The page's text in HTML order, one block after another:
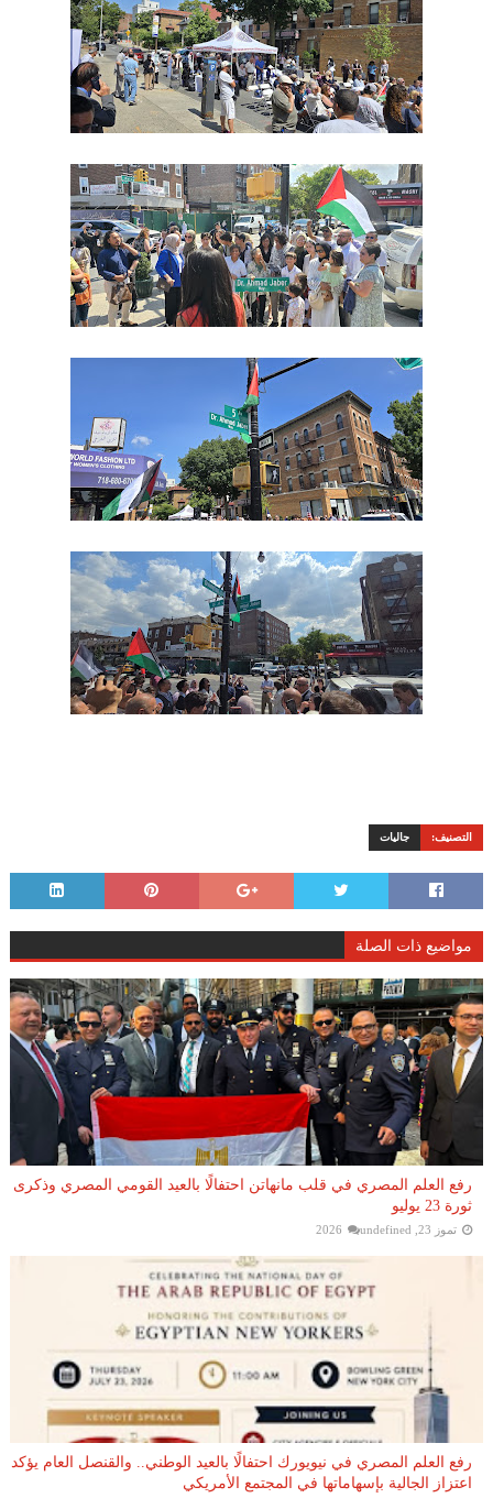
التصنيف: جاليات
مواضيع ذات الصلة
رفع العلم المصري في قلب مانهاتن احتفالًا بالعيد القومي المصري وذكرى
ثورة 23 يوليو
تموز 23, 2026 undefined
رفع العلم المصري في نيويورك احتفالًا بالعيد الوطني.. والقنصل العام يؤكد
اعتزاز الجالية بإسهاماتها في المجتمع الأمريكي